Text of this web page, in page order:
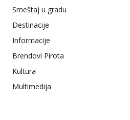
Smeštaj u gradu
Destinacije
Informacije
Brendovi Pirota
Kultura
Multimedija